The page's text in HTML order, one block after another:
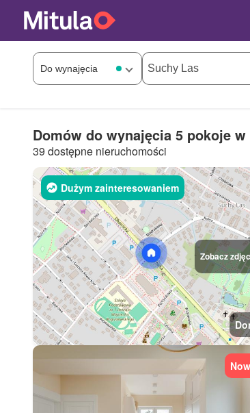
Domów do wynajęcia 5 pokoje
39 dostępne nieruchomości
Zobacz
Dużym zainteresowaniem